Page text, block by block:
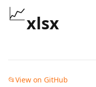
📈xlsx
📂View on GitHub